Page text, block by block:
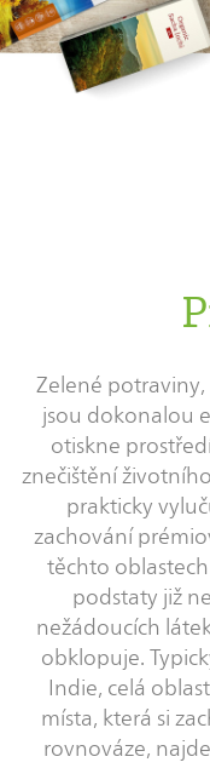
Zelené
jsou dokonalou
otiskne
znečištění
prakticky
zachování
těchto
podstaty již
nežádoucích
obklopuje.
Indie, celá
místa, která si
rovnováze,